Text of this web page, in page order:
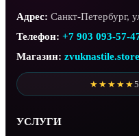
Адрес: Санкт-Петербург,
Телефон: +7 903 093-57-
Магазин: zvuknastile.store
★★★★★
УСЛУГИ